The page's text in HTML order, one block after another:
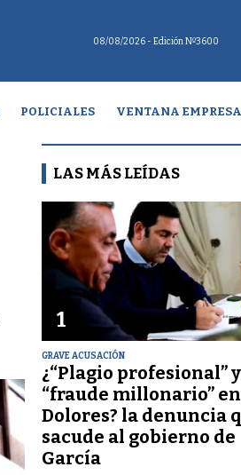
08/08/2026 - Edición Nº3600
POLICIALES VENTANA
LAS MÁS LEÍDAS
1
GRAVE ACUSACIÓN
¿“Plagio profesional” y
“fraude millonario” en
Dolores? la denuncia
sacude al gobierno de
García